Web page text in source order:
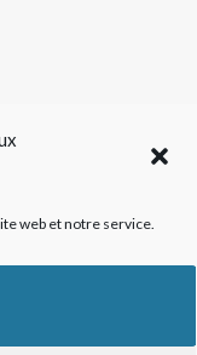
web et notre service.
le vin liquoreux